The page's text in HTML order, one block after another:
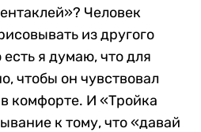
Человек
из другого
есть я думаю, что для
чтобы он чувствовал
комфорте. И «Тройка
к тому, что «давай